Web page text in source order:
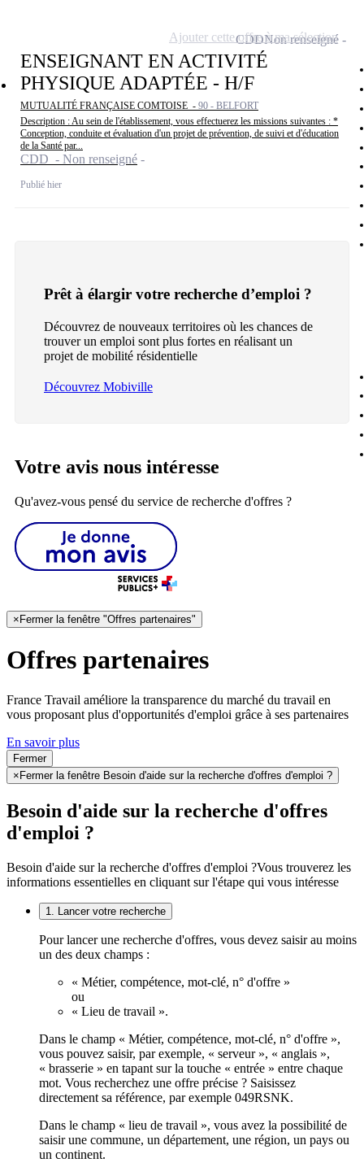
ENSEIGNANT EN ACTIVITÉ
PHYSIQUE ADAPTÉE - H/F
MUTUALITÉ FRANÇAISE COMTOISE - 90 - BELFORT
Description : Au sein de l'établissement, vous effectuerez les missions suivantes : *
Conception, conduite et évaluation d'un projet de prévention, de suivi et d'éducation
de la Santé par...
CDD - Non renseigné
Publié hier
CDDNon renseigné
Ajouter cette offre à ma sélection
Prêt à élargir votre recherche d’emploi ?
Découvrez de nouveaux territoires où les chances de
trouver un emploi sont plus fortes en réalisant un
projet de mobilité résidentielle
Découvrez Mobiville
Votre avis nous intéresse
Qu'avez-vous pensé du service de recherche d'offres ?
× Fermer la fenêtre "Offres partenaires"
Offres partenaires
France Travail améliore la transparence du marché du travail en
vous proposant plus d'opportunités d'emploi grâce à ses partenaires
En savoir plus
Fermer
× Fermer la fenêtre Besoin d'aide sur la recherche d'offres d'emploi ?
Besoin d'aide sur la recherche d'offres
d'emploi ?
Besoin d'aide sur la recherche d'offres d'emploi ?Vous trouverez les
informations essentielles en cliquant sur l'étape qui vous intéresse
1. Lancer votre recherche
Pour lancer une recherche d'offres, vous devez saisir au moins
un des deux champs :
« Métier, compétence, mot-clé, n° d'offre »
ou
« Lieu de travail ».
Dans le champ « Métier, compétence, mot-clé, n° d'offre »,
vous pouvez saisir, par exemple, « serveur », « anglais »,
« brasserie » en tapant sur la touche « entrée » entre chaque
mot. Vous recherchez une offre précise ? Saisissez
directement sa référence, par exemple 049RSNK.
Dans le champ « lieu de travail », vous avez la possibilité de
saisir une commune, un département, une région, un pays ou
un continent.